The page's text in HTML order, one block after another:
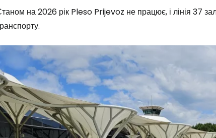
на 2026 рік Pleso Prijevoz не працює, і лінія 37